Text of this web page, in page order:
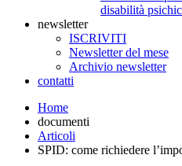
disabilità
newsletter
ISCRIVITI
Newsletter del mese
Archivio newsletter
contatti
Home
documenti
Articoli
SPID: come richiedere